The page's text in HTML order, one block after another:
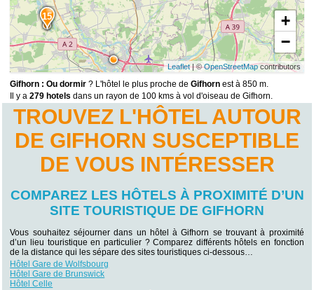
15
+
−
Leaflet| ©OpenStreetMapcontributors
Gifhorn : Ou dormir ? L'hôtel le plus proche deGifhorn est à 850 m.
Il y a279 hotels dans un rayon de 100 kms à vol d'oiseau de Gifhorn.
TROUVEZ L'HÔTEL AUTOUR
DE GIFHORN SUSCEPTIBLE
DE VOUS INTÉRESSER
COMPAREZ LES HÔTELS À PROXIMITÉ D’UN
SITE TOURISTIQUE DE GIFHORN
Vous souhaitez séjourner dans un hôtel à Gifhorn se trouvant à proximité
d’un lieu touristique en particulier ? Comparez différents hôtels en fonction
de la distance qui les sépare des sites touristiques ci-dessous…
Hôtel Gare de Wolfsbourg
Hôtel Gare de Brunswick
Hôtel Celle